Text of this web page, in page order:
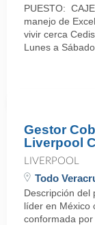
PUESTO:
manejo de
vivir cerca
Lunes a
Gestor
Liverpool
LIVERPOOL
Todo
Descripción del
líder en México
conformada por